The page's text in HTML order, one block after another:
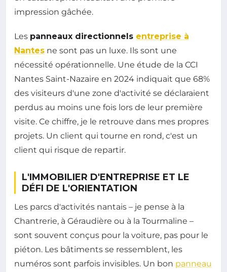
impression gâchée.
Les panneaux directionnels entreprise à
Nantes ne sont pas un luxe. Ils sont une
nécessité opérationnelle. Une étude de la CCI
Nantes Saint-Nazaire en 2024 indiquait que 68%
des visiteurs d'une zone d'activité se déclaraient
perdus au moins une fois lors de leur première
visite. Ce chiffre, je le retrouve dans mes propres
projets. Un client qui tourne en rond, c'est un
client qui risque de repartir.
L'IMMOBILIER D'ENTREPRISE ET LE
DÉFI DE L'ORIENTATION
Les parcs d'activités nantais – je pense à la
Chantrerie, à Géraudière ou à la Tourmaline –
sont souvent conçus pour la voiture, pas pour le
piéton. Les bâtiments se ressemblent, les
numéros sont parfois invisibles. Un bon panneau